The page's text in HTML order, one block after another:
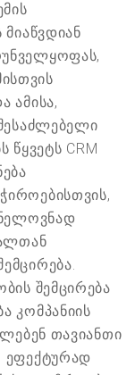
ამისა,
წყვეტს CRM
შემცირება
კომპანიის
თავიანთი
ეფექტურად